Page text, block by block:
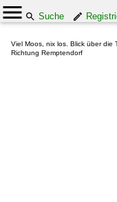
Suche
Viel Moos, nix los. Blick über die
Richtung Remptendorf